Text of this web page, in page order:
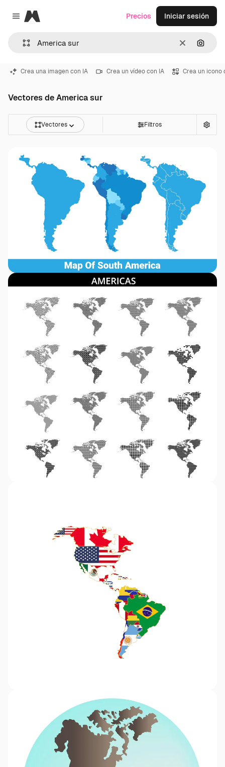
Close menu
Magnific
Borrar
Precios Iniciar sesión
Crea una imagen con IA Crea un vídeo con IA Crea un icono
Vectores de America sur
Vectores Filtros